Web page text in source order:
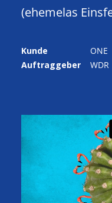
(ehemelas
Kunde
ONE
Auftraggeber
WDR